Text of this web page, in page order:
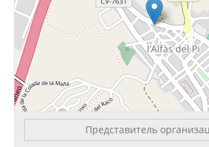
Представитель